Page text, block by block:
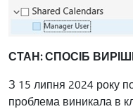
СТАН: СПОСІБ
З 15 липня 2024 року
проблема виникала в